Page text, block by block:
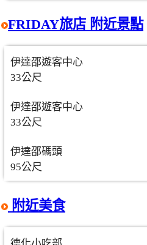
FRIDAY旅店 附近景點
伊達邵遊客中心
33公尺
伊達邵遊客中心
33公尺
伊達邵碼頭
95公尺
附近美食